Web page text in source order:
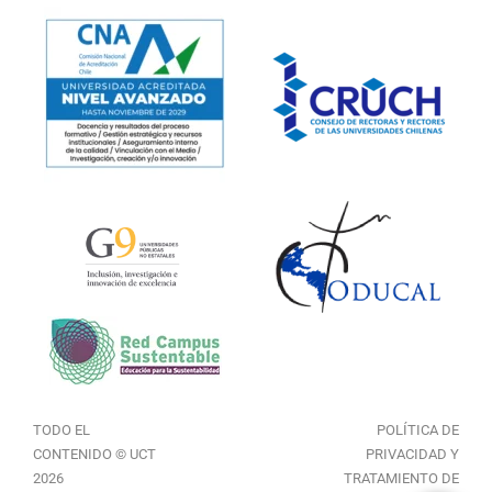
TODO EL
CONTENIDO © UCT
2026
POLÍTICA DE
PRIVACIDAD Y
TRATAMIENTO DE